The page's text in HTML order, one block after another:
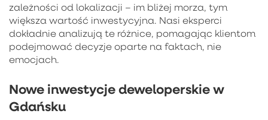
zależności od lokalizacji – im bliżej morza, tym
większa wartość inwestycyjna. Nasi eksperci
dokładnie analizują te różnice, pomagając klientom
podejmować decyzje oparte na faktach, nie
emocjach.
Nowe inwestycje deweloperskie w
Gdańsku